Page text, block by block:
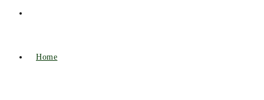
Home